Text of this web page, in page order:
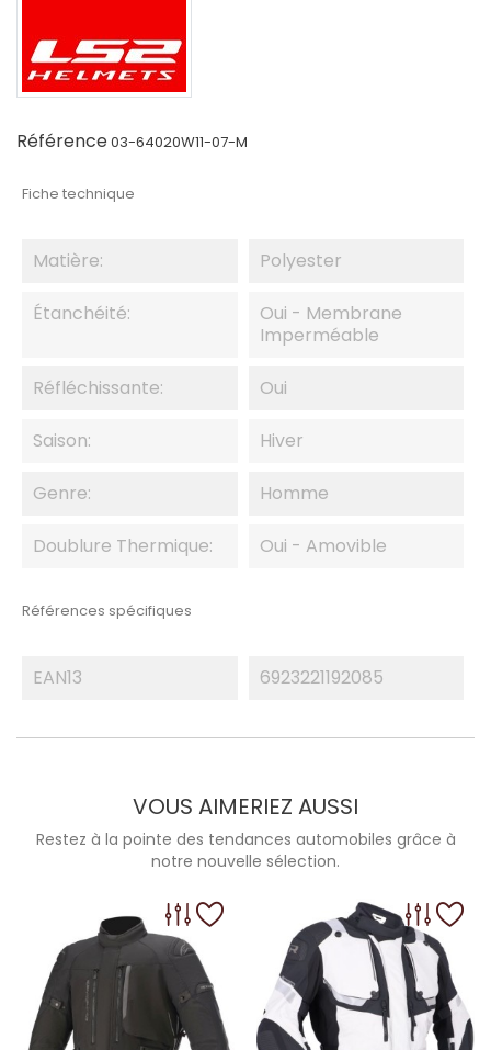
Référence03-64020W11-07-M
Fiche technique
Matière: Polyester
Étanchéité:
Oui - Membrane
Imperméable
Réfléchissante: Oui
Saison: Hiver
Genre: Homme
Doublure Thermique: Oui - Amovible
Références spécifiques
EAN13 6923221192085
VOUS AIMERIEZ AUSSI
Restez à la pointe des tendances automobiles grâce à
notre nouvelle sélection.